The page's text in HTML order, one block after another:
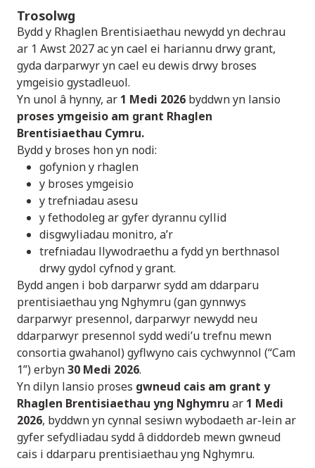
Trosolwg
Bydd y Rhaglen Brentisiaethau newydd yn dechrau
ar 1 Awst 2027 ac yn cael ei hariannu drwy grant,
gyda darparwyr yn cael eu dewis drwy broses
ymgeisio gystadleuol.
Yn unol â hynny, ar 1 Medi 2026 byddwn yn lansio
proses ymgeisio am grant Rhaglen
Brentisiaethau Cymru.
Bydd y broses hon yn nodi:
gofynion y rhaglen
y broses ymgeisio
y trefniadau asesu
y fethodoleg ar gyfer dyrannu cyllid
disgwyliadau monitro, a’r
trefniadau llywodraethu a fydd yn berthnasol
drwy gydol cyfnod y grant.
Bydd angen i bob darparwr sydd am ddarparu
prentisiaethau yng Nghymru (gan gynnwys
darparwyr presennol, darparwyr newydd neu
ddarparwyr presennol sydd wedi’u trefnu mewn
consortia gwahanol) gyflwyno cais cychwynnol (“Cam
1”) erbyn30 Medi 2026.
Yn dilyn lansio proses gwneud cais am grant y
Rhaglen Brentisiaethau yng Nghymru ar 1 Medi
2026, byddwn yn cynnal sesiwn wybodaeth ar-lein ar
gyfer sefydliadau sydd â diddordeb mewn gwneud
cais i ddarparu prentisiaethau yng Nghymru.